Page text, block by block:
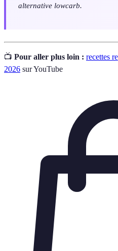
alternative lowcarb.
📺 Pour aller plus loin : recettes
2026 sur YouTube